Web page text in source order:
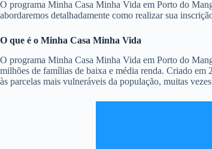
O programa Minha Casa Minha Vida em Porto do
abordaremos detalhadamente como realizar sua
O que é o Minha Casa Minha Vida
O programa Minha Casa Minha Vida em Porto do
milhões de famílias de baixa e média renda. Criado
às parcelas mais vulneráveis da população, muitas